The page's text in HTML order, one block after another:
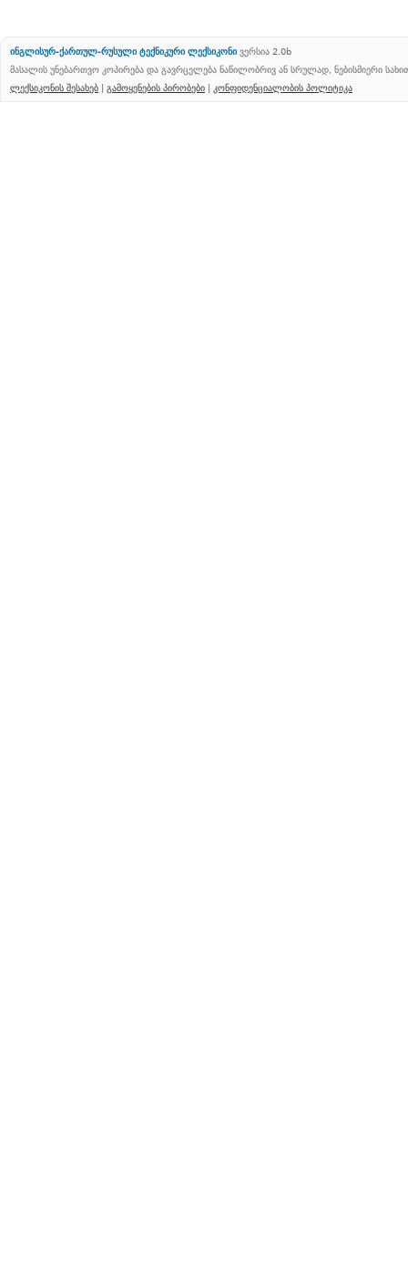
ინგლისურ-ქართულ-რუსული ტექნიკური ლექსიკონი ვერსია 2.0b
მასალის უნებართვო კოპირება და გავრცელება ნაწილობრივ ან სრულად, ნებისმიერი
ლექსიკონის შესახებ | გამოყენების პირობები | კონფიდენციალობის პოლიტიკა